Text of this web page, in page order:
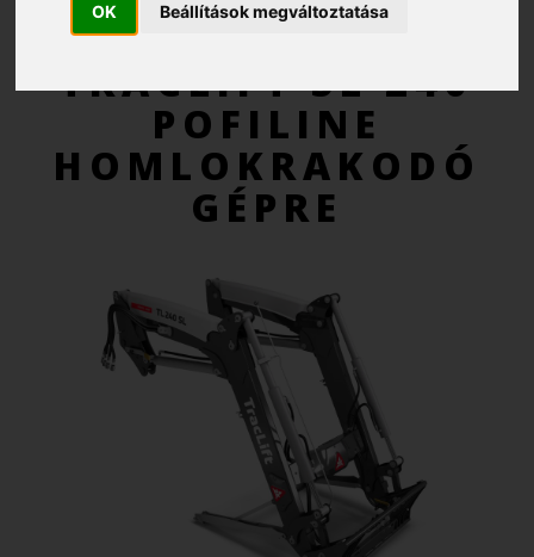
OK Beállítások megváltoztatása
AJÁNLATKÉRÉS
TRACLIFT SL 240
POFILINE
HOMLOKRAKODÓ
GÉPRE